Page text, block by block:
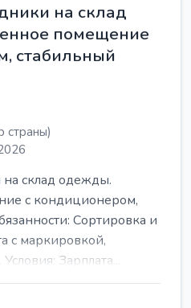
на склад
помещение
стабильный
страны)
на склад одежды.
с кондиционером,
Сортировка и
с маркировкой,
Зарплата...